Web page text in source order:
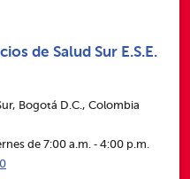
de Salud Sur E.S.E.
Bogotá D.C., Colombia
de 7:00 a.m. ‑ 4:00 p.m.